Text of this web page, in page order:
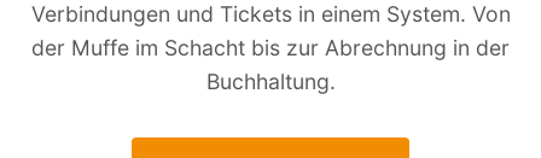
Verbindungen und Tickets in einem System. Von
der Muffe im Schacht bis zur Abrechnung in der
Buchhaltung.